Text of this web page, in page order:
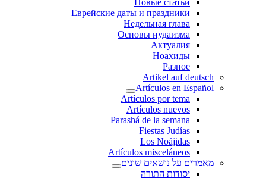
Новые статьи
Еврейские даты и праздники
Недельная глава
Основы иудаизма
Актуалия
Ноахиды
Разное
Artikel auf deutsch
Artículos en Español
Artículos por tema
Artículos nuevos
Parashá de la semana
Fiestas Judías
Los Noájidas
Artículos misceláneos
מאמרים על נושאים שונים
יסודות התורה